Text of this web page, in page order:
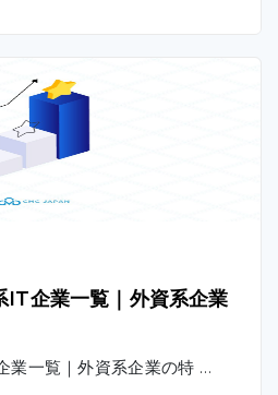
IT企業一覧｜外資系企業
業一覧｜外資系企業の特 …